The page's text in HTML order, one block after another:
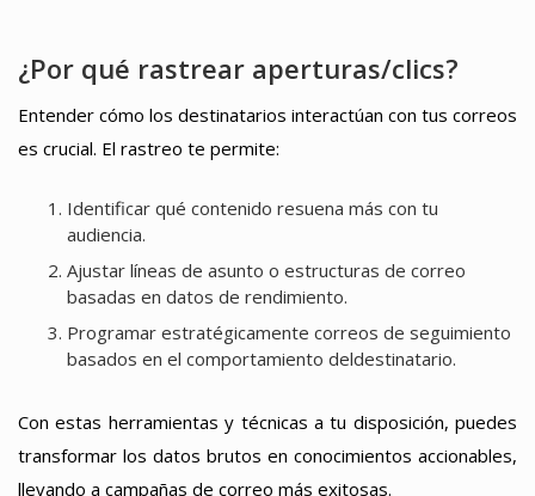
¿Por qué rastrear aperturas/clics?
Entender cómo los destinatarios interactúan con tus correos
es crucial. El rastreo te permite:
Identificar qué contenido resuena más con tu
audiencia.
Ajustar líneas de asunto o estructuras de correo
basadas en datos de rendimiento.
Programar estratégicamente correos de seguimiento
basados en el comportamiento deldestinatario.
Con estas herramientas y técnicas a tu disposición, puedes
transformar los datos brutos en conocimientos accionables,
llevando a campañas de correo más exitosas.